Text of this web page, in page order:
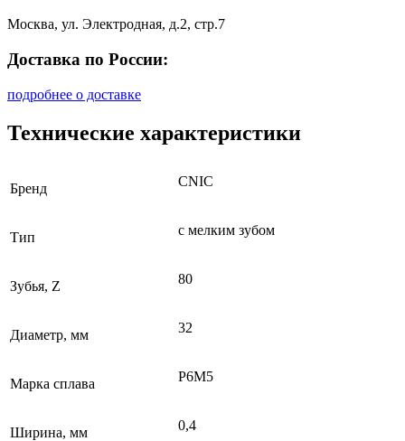
Москва, ул. Электродная, д.2, стр.7
Доставка по России:
подробнее о доставке
Технические характеристики
Бренд CNIC
Тип с мелким зубом
Зубья, Z 80
Диаметр, мм 32
Марка сплава Р6М5
Ширина, мм 0,4